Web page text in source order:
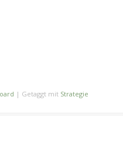
| Getaggt mit Strategie